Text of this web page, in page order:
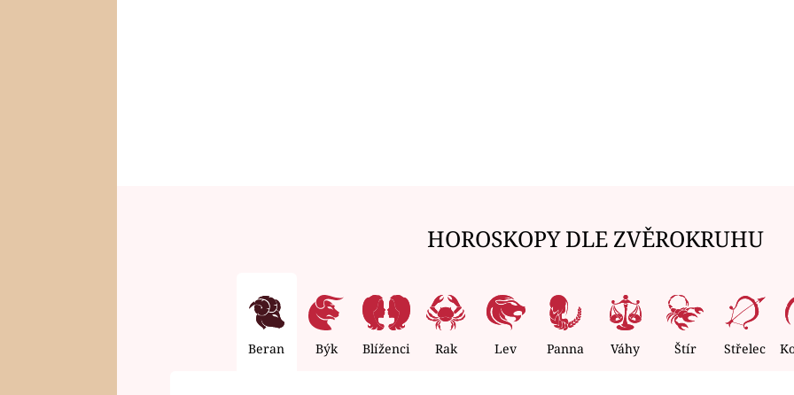
HOROSKOPY DLE ZVĚROKRUHU
Beran Býk Blíženci Rak Lev Panna Váhy Štír Střelec